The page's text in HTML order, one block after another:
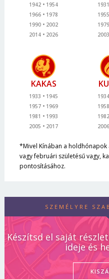
1942
1954
1966
1978
1990
2002
2014
2026
1931
1955
1979
2003
KAKAS
1933
1945
1957
1969
1981
1993
2005
2017
1934
1958
1982
2006
*Mivel Kínában a
vagy februári születésű vagy,
pontosításához.
SZEMÉLYRE
Készítsd el saját
ideje és